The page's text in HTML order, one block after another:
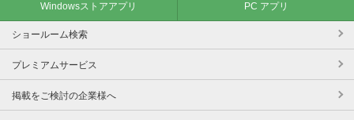
Windowsストアアプリ PC アプリ
ショールーム検索
プレミアムサービス
掲載をご検討の企業様へ